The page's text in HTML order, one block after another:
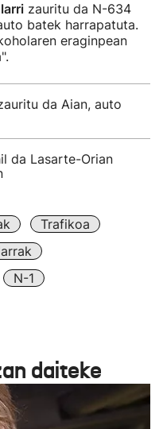
zauritu da N-634
batek harrapatuta.
eraginpean
da Aian, auto
da Lasarte-Orian
Trafikoa
N-1
daiteke